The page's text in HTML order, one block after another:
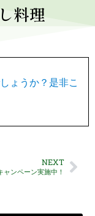
料理
ょうか？是非こ
NEXT
ャンペーン実施中！